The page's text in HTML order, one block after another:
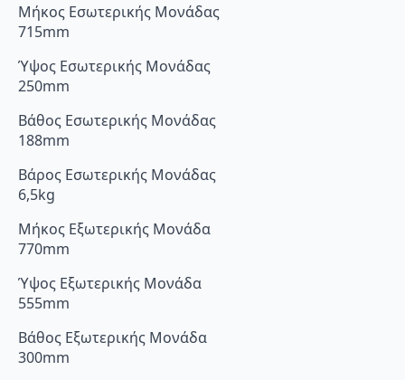
Μήκος Εσωτερικής Μονάδας
715mm
Ύψος Εσωτερικής Μονάδας
250mm
Βάθος Εσωτερικής Μονάδας
188mm
Βάρος Εσωτερικής Μονάδας
6,5kg
Μήκος Εξωτερικής Μονάδα
770mm
Ύψος Εξωτερικής Μονάδα
555mm
Βάθος Εξωτερικής Μονάδα
300mm